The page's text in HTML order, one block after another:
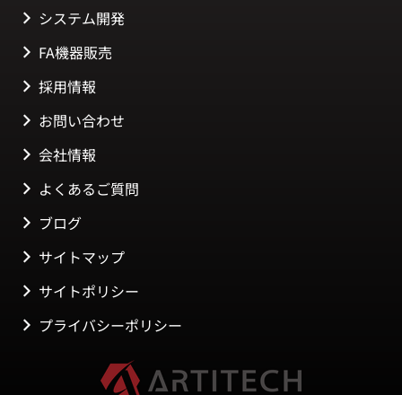
システム開発
FA機器販売
採用情報
お問い合わせ
会社情報
よくあるご質問
ブログ
サイトマップ
サイトポリシー
プライバシーポリシー